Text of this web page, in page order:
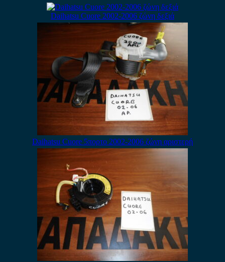
Daihatsu Cuore 2002-2006 ζώνη δεξιά
Daihatsu Cuore 5πορτο 2002-2006 ζώνη αριστερή